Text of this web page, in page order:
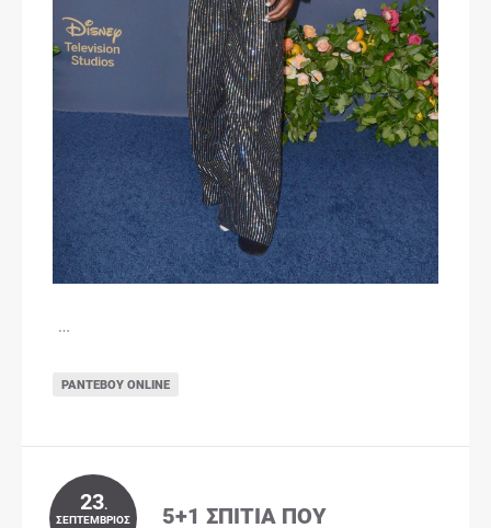
…
ΡΑΝΤΕΒΟΎ ONLINE
23.
ΣΕΠΤΈΜΒΡΙΟΣ
5+1 ΣΠΊΤΙΑ ΠΟΥ